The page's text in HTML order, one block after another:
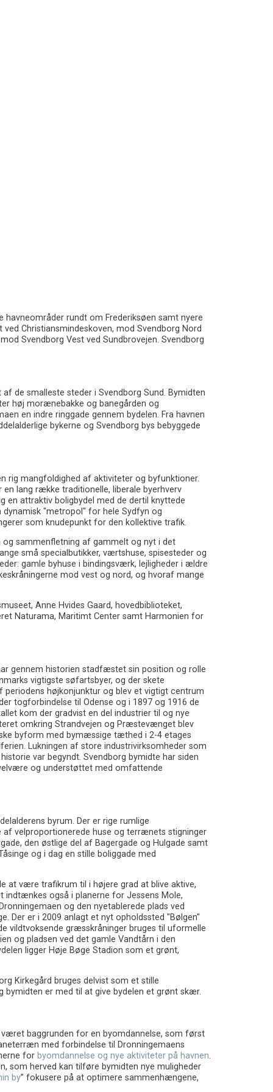
rundt om Frederiksøen samt nyere
Christiansmindeskoven, mod Svendborg Nord
Svendborg Vest ved Sundbrovejen. Svendborg
de smalleste steder i Svendborg Sund. Bymidten
høj morænebakke og banegården og
en indre ringgade gennem bydelen. Fra havnen
bykerne og Svendborg bys bebyggede
rig mangfoldighed af aktiviteter og byfunktioner.
lang række traditionelle, liberale byerhverv
en attraktiv boligbydel med de dertil knyttede
dynamisk "metropol" for hele Sydfyn og
som knudepunkt for den kollektive trafik.
sammenfletning af gammelt og nyt i det
små specialbutikker, værtshuse, spisesteder og
gamle byhuse i bindingsværk, lejligheder i ældre
mod vest og nord, og hvoraf mange
Anne Hvides Gaard, hovedbiblioteket,
Naturama, Maritimt Center samt Harmonien for
gennem historien stadfæstet sin position og rolle
vigtigste søfartsbyer, og der skete
højkonjunktur og blev et vigtigt centrum
togforbindelse til Odense og i 1897 og 1916 de
kom der gradvist en del industrier til og nye
omkring Strandvejen og Præstevænget blev
byform med bymæssige tæthed i 2-4 etages
Lukningen af store industrivirksomheder som
var begyndt. Svendborg bymidte har siden
og understøttet med omfattende
byrum. Der er rige rumlige
velproportionerede huse og terrænets stigninger
den østlige del af Bagergade og Hulgade samt
og i dag en stille boliggade med
at være trafikrum til i højere grad at blive aktive,
indtænkes også i planerne for Jessens Mole,
og den nyetablerede plads ved
Der er i 2009 anlagt et nyt opholdssted "Bølgen"
vildtvoksende græsskråninger bruges til uformelle
og pladsen ved det gamle Vandtårn i den
ligger Høje Bøge Stadion som et grønt,
Kirkegård bruges delvist som et stille
bymidten er med til at give bydelen et grønt skær.
baggrunden for en byomdannelse, som først
med forbindelse til Dronningemaens
for byomdannelse og nye aktiviteter på havnen.
som herved kan tilføre bymidten nye muligheder
by” fokusere på at optimere sammenhængene,